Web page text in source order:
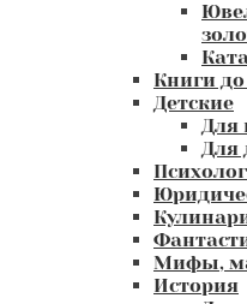
Книги до
Детские
Для
Для
Мифы,
История